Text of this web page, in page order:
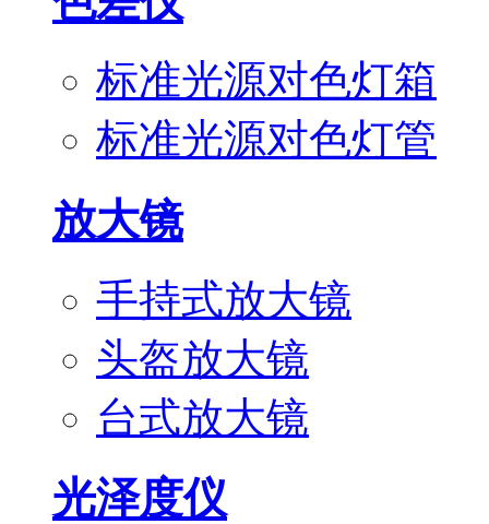
标准光源对色灯箱
标准光源对色灯管
放大镜
手持式放大镜
头盔放大镜
台式放大镜
光泽度仪